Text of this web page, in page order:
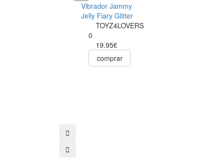
Vibrador Jammy
Jelly Flary Glitter
TOYZ4LOVERS
0
19.95€
comprar